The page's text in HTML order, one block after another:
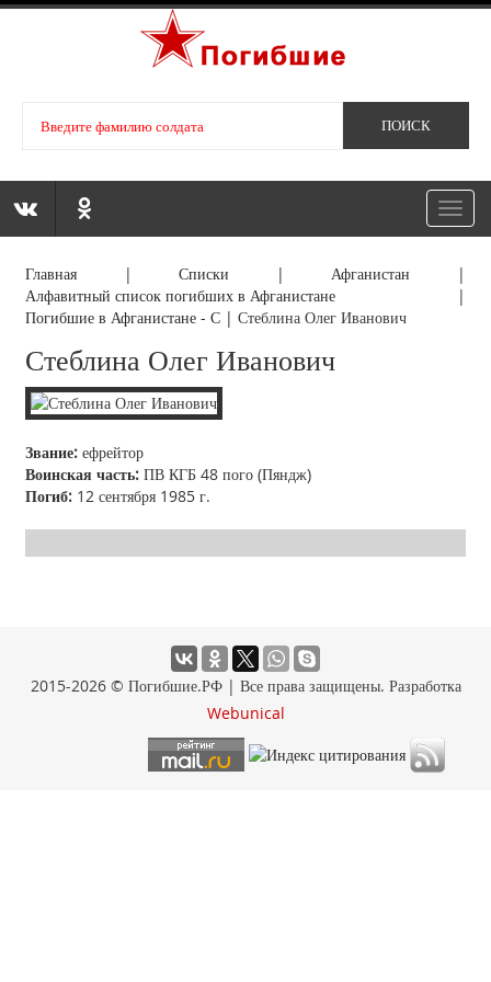
Главная |Списки | Афганистан |
Алфавитный список погибших в Афганистане |
Погибшие в Афганистане - С |Стеблина Олег Иванович
Стеблина Олег Иванович
Звание: ефрейтор
Воинская часть: ПВ КГБ 48 пого (Пяндж)
Погиб: 12 сентября 1985 г.
2015-2026 © Погибшие.РФ | Все права защищены. Разработка
Webunical